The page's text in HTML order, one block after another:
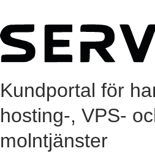
Kundportal för
hosting-, VPS-
molntjänster